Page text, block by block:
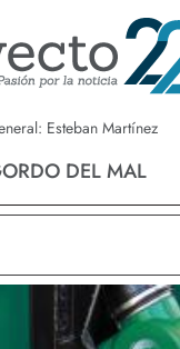
Esteban Martínez
DEL MAL
Nvo. Laredo